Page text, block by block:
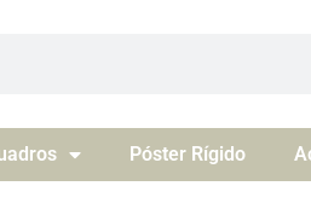
Póster Rígido